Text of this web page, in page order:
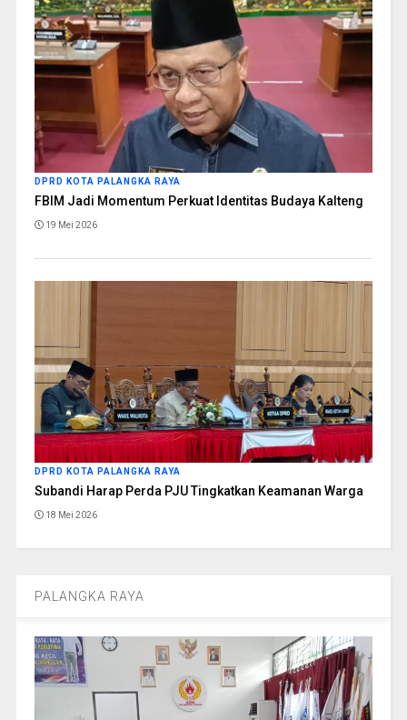
DPRD KOTA PALANGKA RAYA
FBIM Jadi Momentum Perkuat Identitas Budaya Kalteng
19 Mei 2026
DPRD KOTA PALANGKA RAYA
Subandi Harap Perda PJU Tingkatkan Keamanan Warga
18 Mei 2026
PALANGKA RAYA